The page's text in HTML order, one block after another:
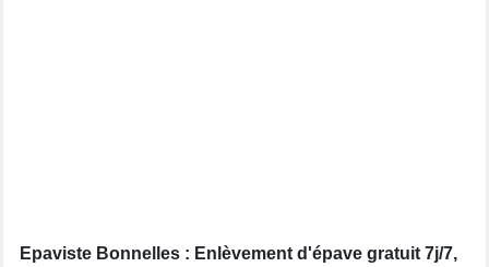
Epaviste Bonnelles : Enlèvement d'épave gratuit 7j/7,